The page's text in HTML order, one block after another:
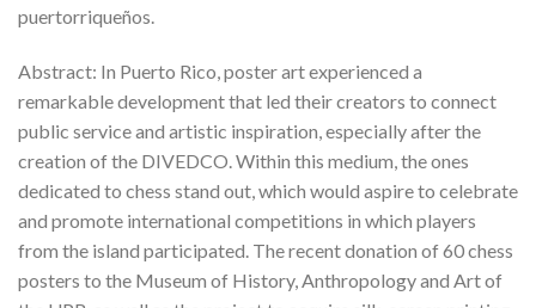
puertorriqueños.
Abstract: In Puerto Rico, poster art experienced a
remarkable development that led their creators to connect
public service and artistic inspiration, especially after the
creation of the DIVEDCO. Within this medium, the ones
dedicated to chess stand out, which would aspire to celebrate
and promote international competitions in which players
from the island participated. The recent donation of 60 chess
posters to the Museum of History, Anthropology and Art of